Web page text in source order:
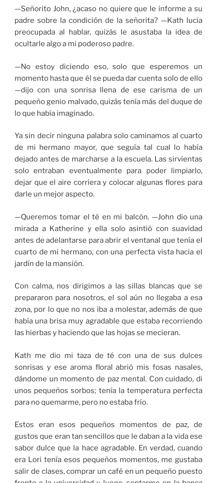
—Señorito John, ¿acaso no quiere que le informe a su
padre sobre la condición de la señorita? —Kath lucía
preocupada al hablar, quizás le asustaba la idea de
ocultarle algo a mi poderoso padre.
—No estoy diciendo eso, solo que esperemos un
momento hasta que él se pueda dar cuenta solo de ello
—dijo con una sonrisa llena de ese carisma de un
pequeño genio malvado, quizás tenía más del duque de
lo que había imaginado.
Ya sin decir ninguna palabra solo caminamos al cuarto
de mi hermano mayor, que seguía tal cual lo había
dejado antes de marcharse a la escuela. Las sirvientas
solo entraban eventualmente para poder limpiarlo,
dejar que el aire corriera y colocar algunas flores para
darle un mejor aspecto.
—Queremos tomar el té en mi balcón. —John dio una
mirada a Katherine y ella solo asintió con suavidad
antes de adelantarse para abrir el ventanal que tenía el
cuarto de mi hermano, con una perfecta vista hacia el
jardín de la mansión.
Con calma, nos dirigimos a las sillas blancas que se
prepararon para nosotros, el sol aún no llegaba a esa
zona, por lo que no nos iba a molestar, además de que
había una brisa muy agradable que estaba recorriendo
las hierbas y haciendo que las hojas se mecieran.
Kath me dio mi taza de té con una de sus dulces
sonrisas y ese aroma floral abrió mis fosas nasales,
dándome un momento de paz mental. Con cuidado, di
unos pequeños sorbos; tenía la temperatura perfecta
para no quemarme, pero no estaba frío.
Estos eran esos pequeños momentos de paz, de
gustos que eran tan sencillos que le daban a la vida ese
sabor dulce que la hace agradable. En verdad, cuando
era Lori tenía esos pequeños momentos, me gustaba
salir de clases, comprar un café en un pequeño puesto